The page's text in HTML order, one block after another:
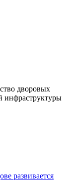
дворовых
инфраструктуры
развивается